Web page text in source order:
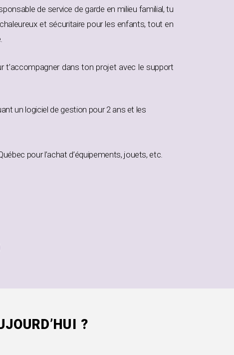
de service de garde en milieu familial, tu
et sécuritaire pour les enfants, tout en
t’accompagner dans ton projet avec le support
un logiciel de gestion pour 2 ans et les
pour l’achat d’équipements, jouets, etc.
?